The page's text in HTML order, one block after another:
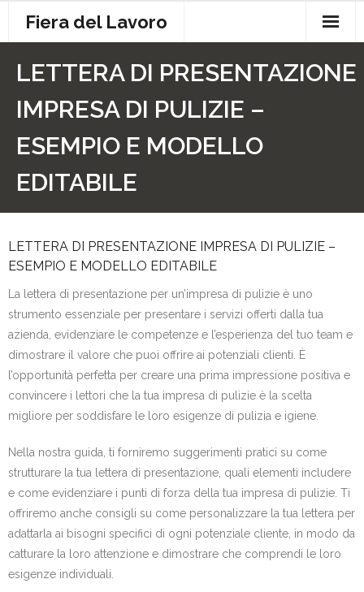
Fiera del Lavoro
Privacy
LETTERA DI PRESENTAZIONE
IMPRESA DI PULIZIE –
ESEMPIO E MODELLO
EDITABILE
LETTERA DI PRESENTAZIONE IMPRESA DI PULIZIE –
ESEMPIO E MODELLO EDITABILE
La lettera di presentazione per un’impresa di pulizie è uno
strumento essenziale per presentare i servizi offerti dalla tua
azienda, evidenziare le competenze e l’esperienza del tuo team e
dimostrare il valore che puoi offrire ai potenziali clienti. È
l’opportunità perfetta per creare una prima impressione positiva e
convincere i lettori che la tua impresa di pulizie è la scelta
migliore per soddisfare le loro esigenze di pulizia e igiene.
Nella nostra guida, ti forniremo suggerimenti pratici su come
strutturare la tua lettera di presentazione, quali elementi includere
e come evidenziare i punti di forza della tua impresa di pulizie. Ti
offriremo anche consigli su come personalizzare la tua lettera per
adattarla ai bisogni specifici di ogni potenziale cliente, in modo da
catturare la loro attenzione e dimostrare che comprendi le loro
esigenze individuali.